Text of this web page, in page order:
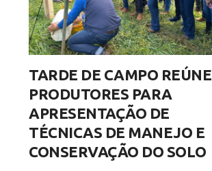
TARDE DE CAMPO REÚNE
PRODUTORES PARA
APRESENTAÇÃO DE
TÉCNICAS DE MANEJO E
CONSERVAÇÃO DO SOLO